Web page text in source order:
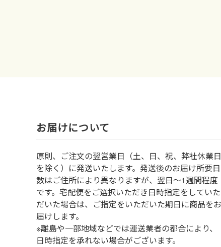
お届けについて
原則、ご注文の翌営業日（土、日、祝、弊社休業日
を除く）に発送いたします。発送後のお届け所要日
数はご住所により異なりますが、翌日～1週間程度
です。宅配便をご選択いただき日時指定をしていた
だいた場合は、ご指定をいただいた期日に商品をお
届けします。
※離島や一部地域などでは運送業者の都合により、
日時指定を承れない場合がございます。